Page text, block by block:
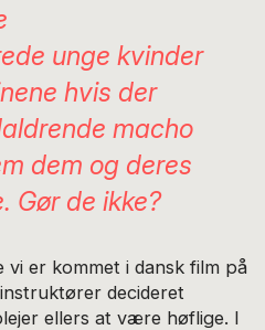
unge kvinder
hvis der
macho
dem og deres
Gør de ikke?
er kommet i dansk film på
decideret
ellers at være høflige. I